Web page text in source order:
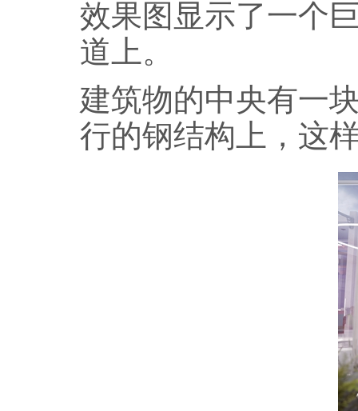
效果图显示了一个
道上。
建筑物的中央有一
行的钢结构上，这